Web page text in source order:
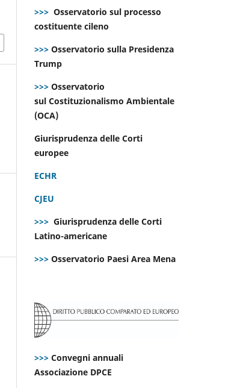
>>> Osservatorio sul processo
costituente cileno
>>> Osservatorio sulla Presidenza
Trump
>>> Osservatorio
sul Costituzionalismo Ambientale
(OCA)
Giurisprudenza delle Corti
europee
ECHR
CJEU
>>> Giurisprudenza delle Corti
Latino-americane
>>> Osservatorio Paesi Area Mena
>>> Convegni annuali
Associazione DPCE